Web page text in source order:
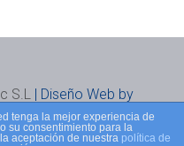
S.L | Diseño Web by
Política de privacidad
tenga la mejor experiencia de
su consentimiento para la
aceptación de nuestra política de